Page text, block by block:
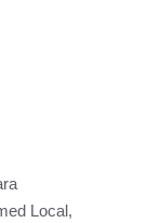
Local,